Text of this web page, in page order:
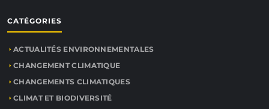
CATÉGORIES
ACTUALITÉS ENVIRONNEMENTALES
CHANGEMENT CLIMATIQUE
CHANGEMENTS CLIMATIQUES
CLIMAT ET BIODIVERSITÉ